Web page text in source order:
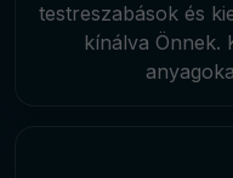
testreszabások és
kínálva Önnek.